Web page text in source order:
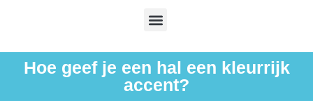
Hoe geef je een hal een kleurrijk
accent?